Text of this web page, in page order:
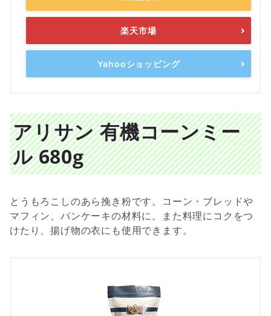
楽天市場
Yahooショッピング
アリサン 有機コーンミー
ル 680g
とうもろこしのあら挽き粉です。コーン・ブレッドや
マフィン、パンケーキの材料に。また料理にコクをつ
けたり、揚げ物の衣にも使用できます。